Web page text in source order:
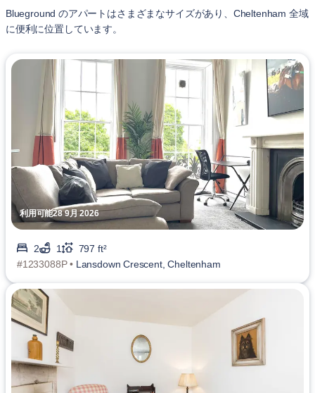
Blueground のアパートはさまざまなサイズがあり、Cheltenham 全域
に便利に位置しています。
利用可能28 9月 2026
2 1
797 ft²
#1233088P • Lansdown Crescent, Cheltenham